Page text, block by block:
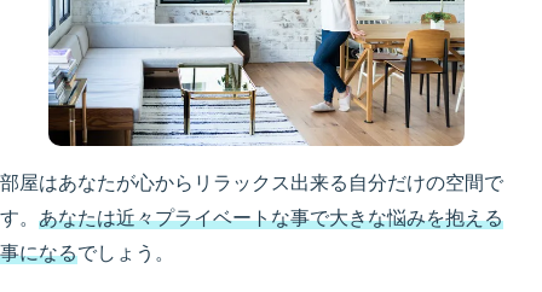
部屋はあなたが心からリラックス出来る自分だけの空間で
す。 あなたは近々プライベートな事で大きな悩みを抱える
事になるでしょう。